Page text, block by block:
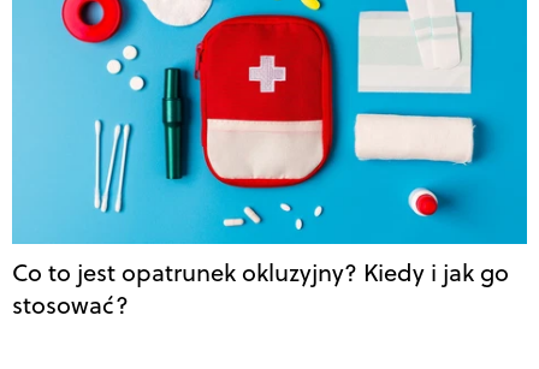
Co to jest opatrunek okluzyjny? Kiedy i jak go
stosować?